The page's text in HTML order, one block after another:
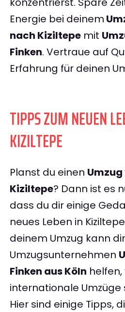
Energie bei deinem
nach Kiziltepe mit
Finken. Vertraue auf
Erfahrung für deinen
TIPPS ZUM NEUEN
KIZILTEPE
Planst du einen
Kiziltepe? Dann ist es
dass du dir einige
neues Leben in
deinem Umzug kann
Umzugsunternehmen
Finken aus Köln
internationale Umzüge
Hier sind einige Tipps,